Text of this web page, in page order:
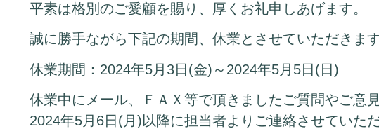
平素は格別のご愛顧を賜り、厚くお礼申しあげます。
誠に勝手ながら下記の期間、休業とさせていただきます
休業期間：2024年5月3日(金)～2024年5月5日(日)
休業中にメール、ＦＡＸ等で頂きましたご質問やご意
2024年5月6日(月)以降に担当者よりご連絡させていた